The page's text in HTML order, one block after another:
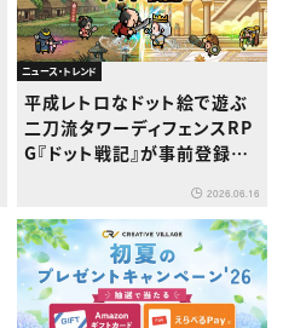
ニュース・トレンド
平成レトロなドット絵で遊ぶ
二刀流タワーディフェンスRP
G『ドット戦記』が事前登録開
2026.06.16